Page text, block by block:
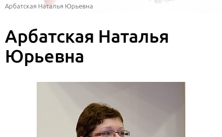
Арбатская Наталья Юрьевна
Арбатская Наталья
Юрьевна